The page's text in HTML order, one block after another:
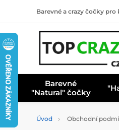
Barevné a crazy čočky
Barevné
"Natural" čočky
Úvod Obchodní